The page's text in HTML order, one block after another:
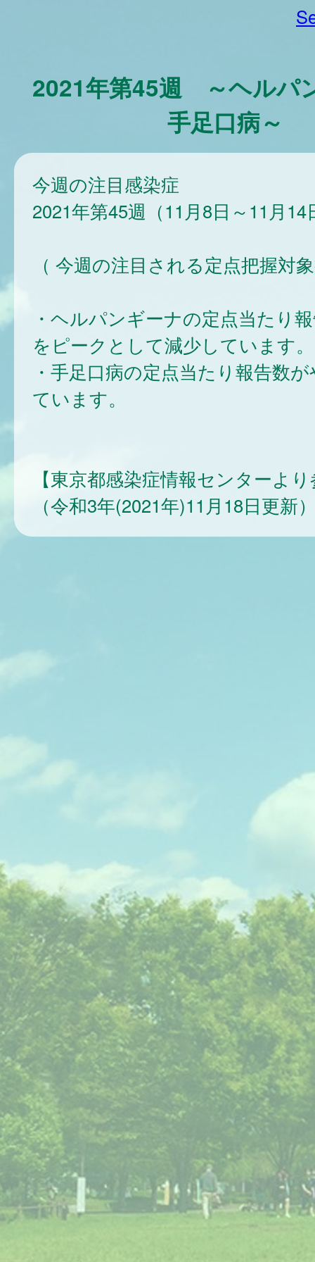
2021年第45週 ～ヘルパ
手足口病～
今週の注目感染症
2021年第45週（11月8日～11月14
（ 今週の注目される定点把握対
・ヘルパンギーナの定点当たり
をピークとして減少しています。
・手足口病の定点当たり報告数
ています。
【東京都感染症情報センターよ
（令和3年(2021年)11月18日更新